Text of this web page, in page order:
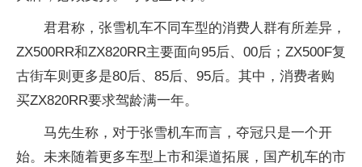
君君称，张雪机车不同车型的消费人群有所差异，
ZX500RR和ZX820RR主要面向95后、00后；ZX500F复
古街车则更多是80后、85后、95后。其中，消费者购
买ZX820RR要求驾龄满一年。
马先生称，对于张雪机车而言，夺冠只是一个开
始。未来随着更多车型上市和渠道拓展，国产机车的市